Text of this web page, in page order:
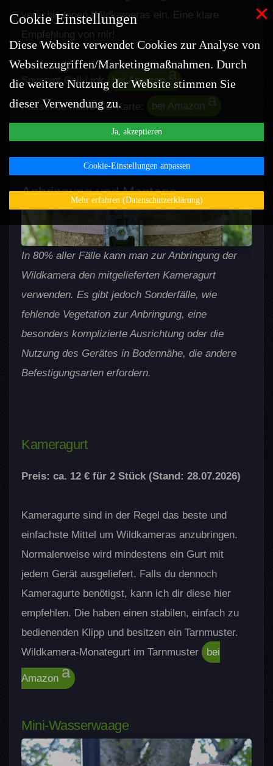
×
Cookie Einstellungen
Diese Website verwendet Cookies zur Analyse von
Websitezugriffen/Marketingmaßnahmen. Durch
die weitere Nutzung der Website stimmen Sie
dieser Verwendung zu.
Ja, akzeptieren
Cookie-Einstellungen anpassen
Mehr erfahren (Datenschutzerklärung)
verschiedenen Wildkameras ein. Eine klare
Empfehlung von mir!
Spypoint Cell-Link bei Amazon
Passende micro-SD-Karte: bei Amazon
Anbringung und Montage
In 80% aller Fälle kann man zur Anbringung der
Wildkamera den mitgelieferten Kameragurt
verwenden. Es gibt jedoch Sonderfälle, wie
fehlende Vegetation zur Anbringung, eine
besonders komplizierte Ausrichtung oder die
Nutzung des Gerätes in Bodennähe, die andere
Befestigungsarten erfordern.
Kameragurt
Preis: ca. 12 € für 2 Stück (Stand: 28.07.2026)
Kameragurte sind in der Regel das beste und
einfachste Mittel um Wildkameras anzubringen.
Normalerweise wird mindestens ein Gurt mit
jedem Gerät ausgeliefert. Falls du dennoch
Kameragurte benötigst, kann ich dir diese hier
empfehlen. Die haben einen stabilen, einfach zu
bedienenden Klipp und besitzen ein Tarnmuster.
Wildkamera-Monategurt im Tarnmuster
bei
Amazon
Mini-Wasserwaage